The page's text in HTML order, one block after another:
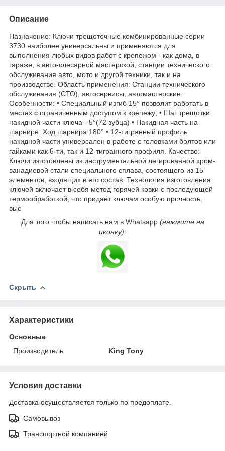
Описание
Назначение: Ключи трещоточные комбинированные серии
3730 наиболее универсальны и применяются для
выполнения любых видов работ с крепежом - как дома, в
гараже, в авто-слесарной мастерской, станции технического
обслуживания авто, мото и другой техники, так и на
производстве. Область применения: Станции технического
обслуживания (СТО), автосервисы, автомастерские.
Особенности: • Специальный изгиб 15° позволит работать в
местах с ограниченным доступом к крепежу; • Шаг трещотки
накидной части ключа - 5°(72 зубца) • Накидная часть на
шарнире. Ход шарнира 180° • 12-тигранный профиль
накидной части универсален в работе с головками болтов или
гайками как 6-ти, так и 12-тигранного профиля. Качество:
Ключи изготовлены из инструментальной легированной хром-
ванадиевой стали специального сплава, состоящего из 15
элементов, входящих в его состав. Технология изготовления
ключей включает в себя метод горячей ковки с последующей
термообработкой, что придаёт ключам особую прочность,
выс
Для того чтобы написать нам в Whatsapp (нажмите на
иконку):
Скрыть
Характеристики
Основные
Производитель
King Tony
Условия доставки
Доставка осуществляется только по предоплате.
Самовывоз
Транспортной компанией